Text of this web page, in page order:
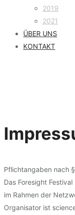
2019
2021
ÜBER UNS
KONTAKT
Pflichtangaben nach
Das Foresight
im Rahmen der
Organisator ist